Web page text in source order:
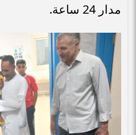
مدار 24 ساعة.